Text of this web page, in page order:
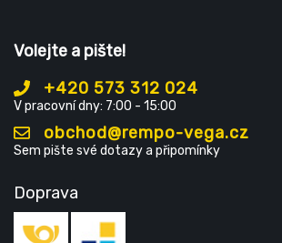
Volejte a pište!
+420 573 312 024
V pracovní dny: 7:00 - 15:00
obchod@rempo-vega.cz
Sem pište své dotazy a připomínky
Doprava